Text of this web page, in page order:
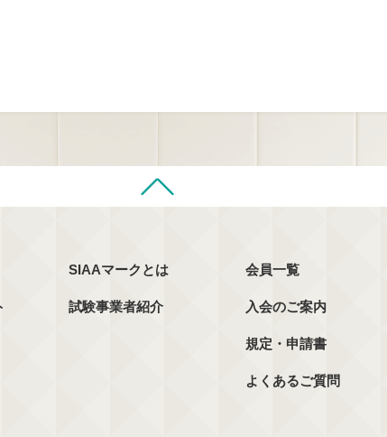
SIAAマークとは
試験事業者紹介
会員一覧
入会のご案内
規定・申請書
よくあるご質問